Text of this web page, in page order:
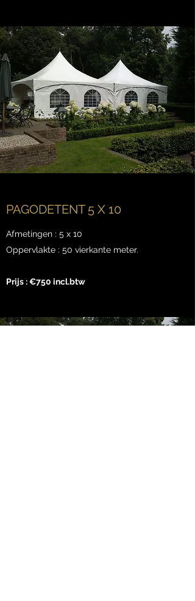
PAGODETENT 5 X 10
Afmetingen : 5 x 10
Oppervlakte : 50 vierkante meter.
Prijs : €750 incl.btw